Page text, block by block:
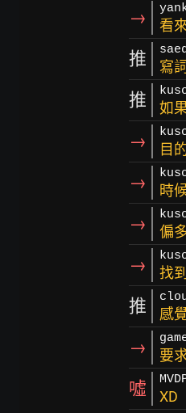
→ 看
推 寫
推 如
→ 目
→ 時
→ 偏
→ 找
推 感
→ 要
噓 XD